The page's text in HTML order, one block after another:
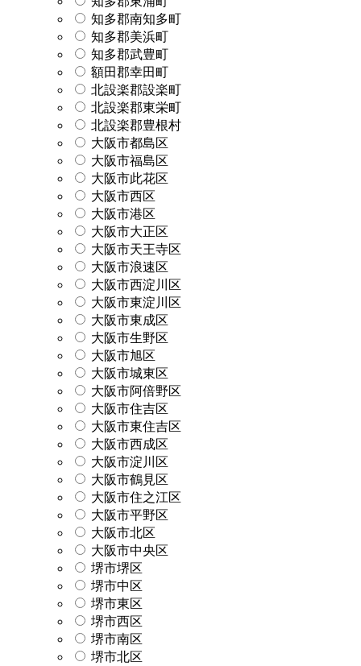
知多郡南知多町
知多郡美浜町
知多郡武豊町
額田郡幸田町
北設楽郡設楽町
北設楽郡東栄町
北設楽郡豊根村
大阪市都島区
大阪市福島区
大阪市此花区
大阪市西区
大阪市港区
大阪市大正区
大阪市天王寺区
大阪市浪速区
大阪市西淀川区
大阪市東淀川区
大阪市東成区
大阪市生野区
大阪市旭区
大阪市城東区
大阪市阿倍野区
大阪市住吉区
大阪市東住吉区
大阪市西成区
大阪市淀川区
大阪市鶴見区
大阪市住之江区
大阪市平野区
大阪市北区
大阪市中央区
堺市堺区
堺市中区
堺市東区
堺市西区
堺市南区
堺市北区